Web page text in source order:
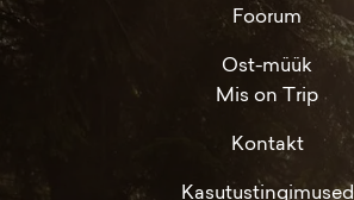
Foorum
Ost-müük
Mis on Trip
Kontakt
Kasutustingimused